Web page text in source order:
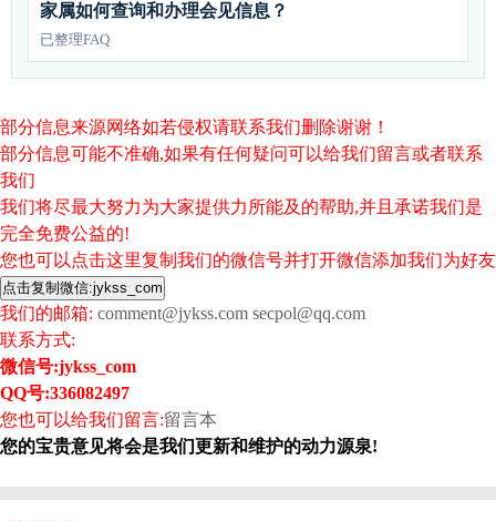
家属如何查询和办理会见信息？
已整理FAQ
部分信息来源网络如若侵权请联系我们删除谢谢！
部分信息可能不准确,如果有任何疑问可以给我们留言或者联系
我们
我们将尽最大努力为大家提供力所能及的帮助,并且承诺我们是
完全免费公益的!
您也可以点击这里复制我们的微信号并打开微信添加我们为好友
我们的邮箱: comment@jykss.com secpol@qq.com
联系方式:
微信号:jykss_com
QQ号:336082497
您也可以给我们留言:留言本
您的宝贵意见将会是我们更新和维护的动力源泉!